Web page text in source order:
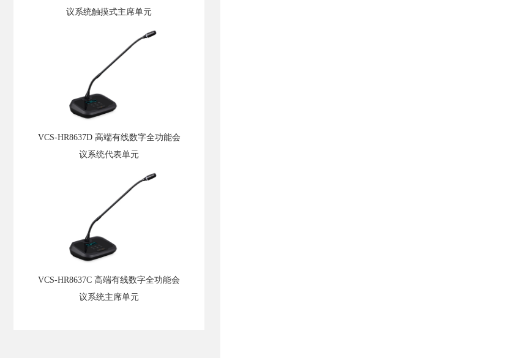
议系统触摸式主席单元
VCS-HR8637D 高端有线数字全功能会
议系统代表单元
VCS-HR8637C 高端有线数字全功能会
议系统主席单元